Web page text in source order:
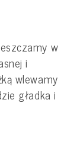
w
i
wlewamy
gładka i